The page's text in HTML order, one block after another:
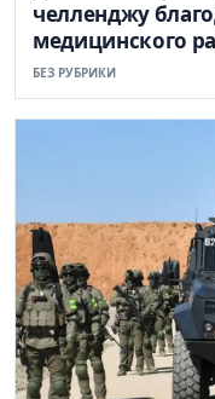
челленджу
медицинского
БЕЗ РУБРИКИ